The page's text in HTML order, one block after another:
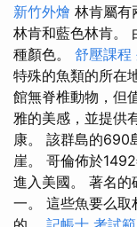
新竹外燴 林肯屬有
林肯和藍色林肯。
種顏色。 舒壓課程
特殊的魚類的所在
館無脊椎動物，但
雅的美感，並提供
康。 該群島的690
崖。 哥倫佈於
進入美國。 著名的
一。 這些魚要么取